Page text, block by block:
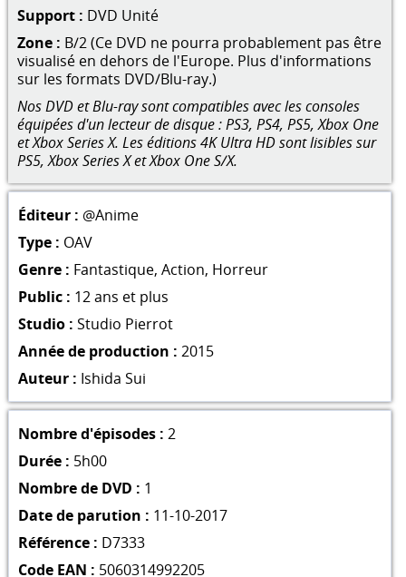
Support : DVD Unité
Zone : B/2 (Ce DVD ne pourra probablement pas être
visualisé en dehors de l'Europe. Plus d'informations
sur les formats DVD/Blu-ray.)
Nos DVD et Blu-ray sont compatibles avec les consoles
équipées d'un lecteur de disque : PS3, PS4, PS5, Xbox One
et Xbox Series X. Les éditions 4K Ultra HD sont lisibles sur
PS5, Xbox Series X et Xbox One S/X.
Éditeur : @Anime
Type : OAV
Genre : Fantastique, Action, Horreur
Public : 12 ans et plus
Studio : Studio Pierrot
Année de production : 2015
Auteur : Ishida Sui
Nombre d'épisodes : 2
Durée : 5h00
Nombre de DVD : 1
Date de parution : 11-10-2017
Référence : D7333
Code EAN : 5060314992205